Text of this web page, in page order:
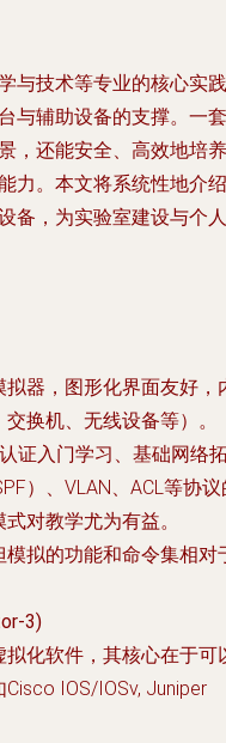
与技术等专业的核心实践
与辅助设备的支撑。一套
，还能安全、高效地培养
力。本文将系统性地介绍
备，为实验室建设与个人
拟器，图形化界面友好，
换机、无线设备等）。
证入门学习、基础网络
）、VLAN、ACL等协议
对教学尤为有益。
模拟的功能和命令集相对
3)
拟化软件，其核心在于可
IOS/IOSv, Juniper